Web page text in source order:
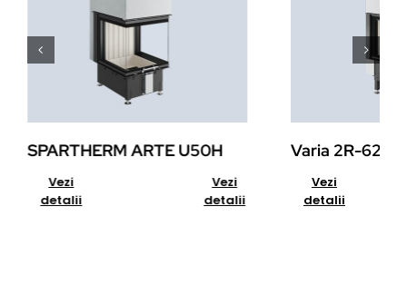
SPARTHERM ARTE U50H
Add to cart Details
Varia 2R-62h
Add to cart